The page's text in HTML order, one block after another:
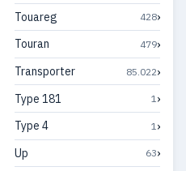
Touareg 428›
Touran 479›
Transporter 85.022›
Type 181 1›
Type 4 1 ›
Up 63›